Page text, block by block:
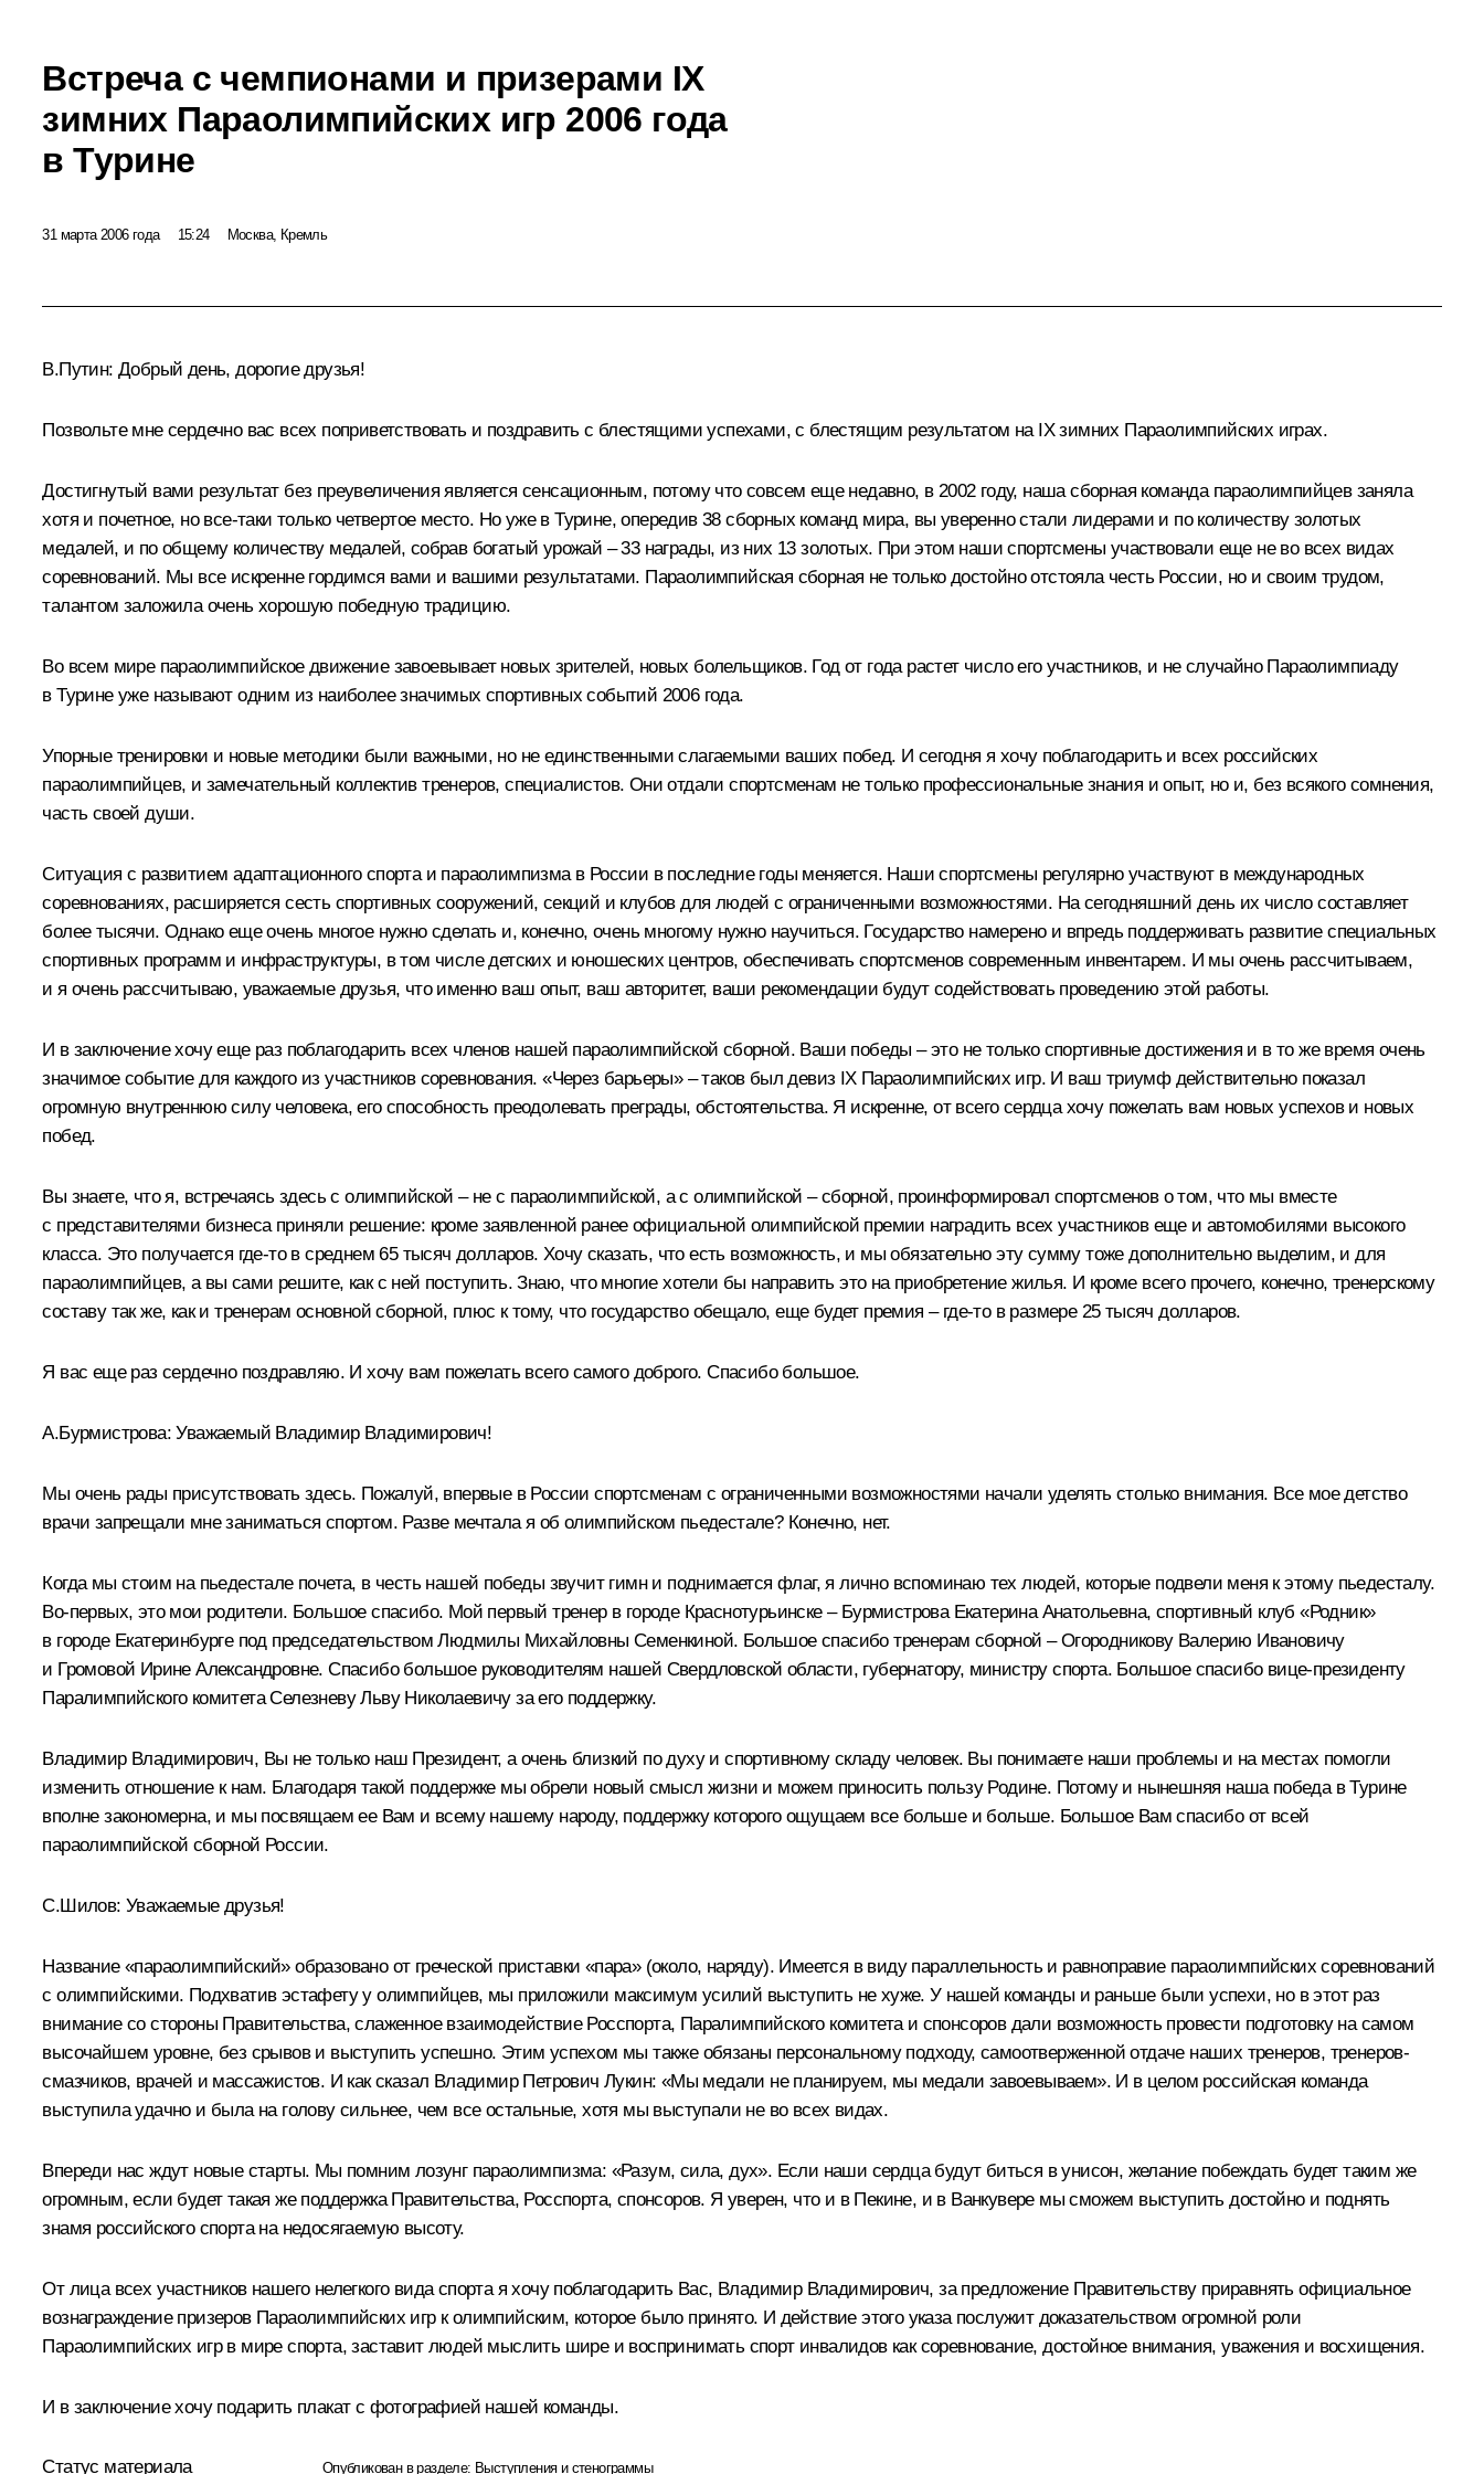
Встреча с чемпионами и призерами IX
зимних Параолимпийских игр 2006 года
в Турине
31 марта 2006 года 15:24 Москва, Кремль
В.Путин: Добрый день, дорогие друзья!
Позвольте мне сердечно вас всех поприветствовать и поздравить с блестящими успехами, с блестящим результатом на IX зимних Параолимпийских играх.
Достигнутый вами результат без преувеличения является сенсационным, потому что совсем еще недавно, в 2002 году, наша сборная команда параолимпийцев заняла
хотя и почетное, но все‑таки только четвертое место. Но уже в Турине, опередив 38 сборных команд мира, вы уверенно стали лидерами и по количеству золотых
медалей, и по общему количеству медалей, собрав богатый урожай – 33 награды, из них 13 золотых. При этом наши спортсмены участвовали еще не во всех видах
соревнований. Мы все искренне гордимся вами и вашими результатами. Параолимпийская сборная не только достойно отстояла честь России, но и своим трудом,
талантом заложила очень хорошую победную традицию.
Во всем мире параолимпийское движение завоевывает новых зрителей, новых болельщиков. Год от года растет число его участников, и не случайно Параолимпиаду
в Турине уже называют одним из наиболее значимых спортивных событий 2006 года.
Упорные тренировки и новые методики были важными, но не единственными слагаемыми ваших побед. И сегодня я хочу поблагодарить и всех российских
параолимпийцев, и замечательный коллектив тренеров, специалистов. Они отдали спортсменам не только профессиональные знания и опыт, но и, без всякого сомнения,
часть своей души.
Ситуация с развитием адаптационного спорта и параолимпизма в России в последние годы меняется. Наши спортсмены регулярно участвуют в международных
соревнованиях, расширяется сесть спортивных сооружений, секций и клубов для людей с ограниченными возможностями. На сегодняшний день их число составляет
более тысячи. Однако еще очень многое нужно сделать и, конечно, очень многому нужно научиться. Государство намерено и впредь поддерживать развитие специальных
спортивных программ и инфраструктуры, в том числе детских и юношеских центров, обеспечивать спортсменов современным инвентарем. И мы очень рассчитываем,
и я очень рассчитываю, уважаемые друзья, что именно ваш опыт, ваш авторитет, ваши рекомендации будут содействовать проведению этой работы.
И в заключение хочу еще раз поблагодарить всех членов нашей параолимпийской сборной. Ваши победы – это не только спортивные достижения и в то же время очень
значимое событие для каждого из участников соревнования. «Через барьеры» – таков был девиз IX Параолимпийских игр. И ваш триумф действительно показал
огромную внутреннюю силу человека, его способность преодолевать преграды, обстоятельства. Я искренне, от всего сердца хочу пожелать вам новых успехов и новых
побед.
Вы знаете, что я, встречаясь здесь с олимпийской – не с параолимпийской, а с олимпийской – сборной, проинформировал спортсменов о том, что мы вместе
с представителями бизнеса приняли решение: кроме заявленной ранее официальной олимпийской премии наградить всех участников еще и автомобилями высокого
класса. Это получается где‑то в среднем 65 тысяч долларов. Хочу сказать, что есть возможность, и мы обязательно эту сумму тоже дополнительно выделим, и для
параолимпийцев, а вы сами решите, как с ней поступить. Знаю, что многие хотели бы направить это на приобретение жилья. И кроме всего прочего, конечно, тренерскому
составу так же, как и тренерам основной сборной, плюс к тому, что государство обещало, еще будет премия – где‑то в размере 25 тысяч долларов.
Я вас еще раз сердечно поздравляю. И хочу вам пожелать всего самого доброго. Спасибо большое.
А.Бурмистрова: Уважаемый Владимир Владимирович!
Мы очень рады присутствовать здесь. Пожалуй, впервые в России спортсменам с ограниченными возможностями начали уделять столько внимания. Все мое детство
врачи запрещали мне заниматься спортом. Разве мечтала я об олимпийском пьедестале? Конечно, нет.
Когда мы стоим на пьедестале почета, в честь нашей победы звучит гимн и поднимается флаг, я лично вспоминаю тех людей, которые подвели меня к этому пьедесталу.
Во‑первых, это мои родители. Большое спасибо. Мой первый тренер в городе Краснотурьинске – Бурмистрова Екатерина Анатольевна, спортивный клуб «Родник»
в городе Екатеринбурге под председательством Людмилы Михайловны Семенкиной. Большое спасибо тренерам сборной – Огородникову Валерию Ивановичу
и Громовой Ирине Александровне. Спасибо большое руководителям нашей Свердловской области, губернатору, министру спорта. Большое спасибо вице-президенту
Паралимпийского комитета Селезневу Льву Николаевичу за его поддержку.
Владимир Владимирович, Вы не только наш Президент, а очень близкий по духу и спортивному складу человек. Вы понимаете наши проблемы и на местах помогли
изменить отношение к нам. Благодаря такой поддержке мы обрели новый смысл жизни и можем приносить пользу Родине. Потому и нынешняя наша победа в Турине
вполне закономерна, и мы посвящаем ее Вам и всему нашему народу, поддержку которого ощущаем все больше и больше. Большое Вам спасибо от всей
параолимпийской сборной России.
С.Шилов: Уважаемые друзья!
Название «параолимпийский» образовано от греческой приставки «пара» (около, наряду). Имеется в виду параллельность и равноправие параолимпийских соревнований
с олимпийскими. Подхватив эстафету у олимпийцев, мы приложили максимум усилий выступить не хуже. У нашей команды и раньше были успехи, но в этот раз
внимание со стороны Правительства, слаженное взаимодействие Росспорта, Паралимпийского комитета и спонсоров дали возможность провести подготовку на самом
высочайшем уровне, без срывов и выступить успешно. Этим успехом мы также обязаны персональному подходу, самоотверженной отдаче наших тренеров, тренеров-
смазчиков, врачей и массажистов. И как сказал Владимир Петрович Лукин: «Мы медали не планируем, мы медали завоевываем». И в целом российская команда
выступила удачно и была на голову сильнее, чем все остальные, хотя мы выступали не во всех видах.
Впереди нас ждут новые старты. Мы помним лозунг параолимпизма: «Разум, сила, дух». Если наши сердца будут биться в унисон, желание побеждать будет таким же
огромным, если будет такая же поддержка Правительства, Росспорта, спонсоров. Я уверен, что и в Пекине, и в Ванкувере мы сможем выступить достойно и поднять
знамя российского спорта на недосягаемую высоту.
От лица всех участников нашего нелегкого вида спорта я хочу поблагодарить Вас, Владимир Владимирович, за предложение Правительству приравнять официальное
вознаграждение призеров Параолимпийских игр к олимпийским, которое было принято. И действие этого указа послужит доказательством огромной роли
Параолимпийских игр в мире спорта, заставит людей мыслить шире и воспринимать спорт инвалидов как соревнование, достойное внимания, уважения и восхищения.
И в заключение хочу подарить плакат с фотографией нашей команды.
Статус материала Опубликован в разделе: Выступления и стенограммы